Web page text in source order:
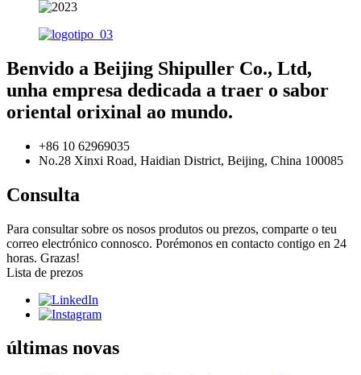
Benvido a Beijing Shipuller Co., Ltd,
unha empresa dedicada a traer o sabor
oriental orixinal ao mundo.
+86 10 62969035
No.28 Xinxi Road, Haidian District, Beijing, China 100085
Consulta
Para consultar sobre os nosos produtos ou prezos, comparte o teu
correo electrónico connosco. Porémonos en contacto contigo en 24
horas. Grazas!
Lista de prezos
últimas novas